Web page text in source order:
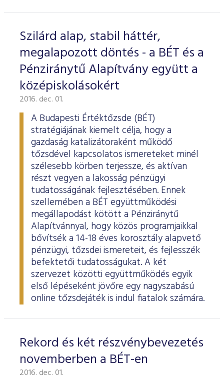
Szilárd alap, stabil háttér,
megalapozott döntés - a BÉT és a
Pénziránytű Alapítvány együtt a
középiskolásokért
2016. dec. 01.
A Budapesti Értéktőzsde (BÉT)
stratégiájának kiemelt célja, hogy a
gazdaság katalizátoraként működő
tőzsdével kapcsolatos ismereteket minél
szélesebb körben terjessze, és aktívan
részt vegyen a lakosság pénzügyi
tudatosságának fejlesztésében. Ennek
szellemében a BÉT együttműködési
megállapodást kötött a Pénziránytű
Alapítvánnyal, hogy közös programjaikkal
bővítsék a 14-18 éves korosztály alapvető
pénzügyi, tőzsdei ismereteit, és fejlesszék
befektetői tudatosságukat. A két
szervezet közötti együttműködés egyik
első lépéseként jövőre egy nagyszabású
online tőzsdejáték is indul fiatalok számára.
Rekord és két részvénybevezetés
novemberben a BÉT-en
2016. dec. 01.